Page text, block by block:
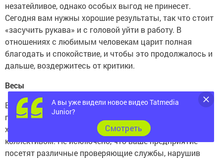
незатейливое, однако особых выгод не принесет.
Сегодня вам нужны хорошие результаты, так что стоит
«засучить рукава» и с головой уйти в работу. В
отношениях с любимым человекам царит полная
благодать и спокойствие, и чтобы это продолжалось и
дальше, воздержитесь от критики.
Весы
Весы благодаря психологической гибкости добьются
поразительных результатов. Выдержка сослужит
хорошую службу в общении с руководством и
коллективом. Не исключено, что ваше предприятие
посетят различные проверяющие службы, нарушив
А вы уже видели новое видео Tatmedia
Junior?
Cмотреть